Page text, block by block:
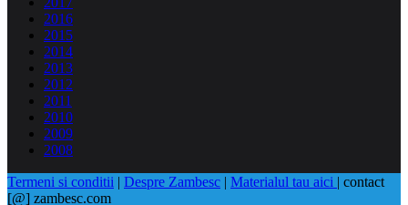
2016
2015
2014
2013
2012
2011
2010
2009
2008
Termeni si conditii | Despre Zambesc | Materialul tau aici | contact
[@] zambesc.com